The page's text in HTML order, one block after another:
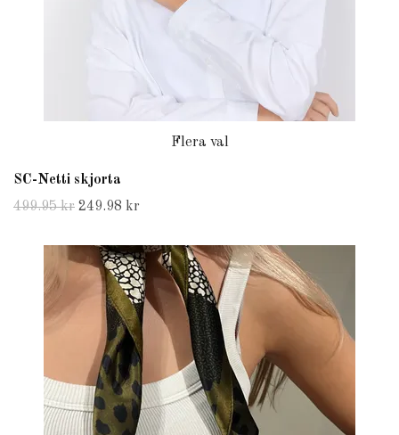
Flera val
SC-Netti skjorta
499.95 kr 249.98 kr